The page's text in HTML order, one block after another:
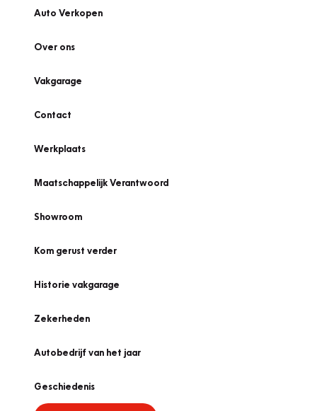
Auto Verkopen
Over ons
Vakgarage
Contact
Werkplaats
Maatschappelijk Verantwoord
Showroom
Kom gerust verder
Historie vakgarage
Zekerheden
Autobedrijf van het jaar
Geschiedenis